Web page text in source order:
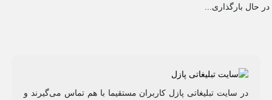
در حال بارگذاری...
در سایت تبلیغاتی پازل کاربران مستقیما با هم تماس می‌گیرند و